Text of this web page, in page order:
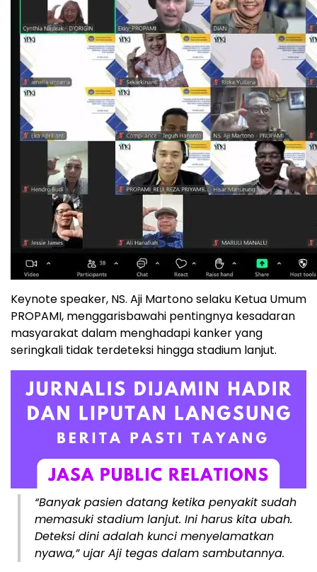
Keynote speaker, NS. Aji Martono selaku Ketua Umum
PROPAMI, menggarisbawahi pentingnya kesadaran
masyarakat dalam menghadapi kanker yang
seringkali tidak terdeteksi hingga stadium lanjut.
“Banyak pasien datang ketika penyakit sudah
memasuki stadium lanjut. Ini harus kita ubah.
Deteksi dini adalah kunci menyelamatkan
nyawa,” ujar Aji tegas dalam sambutannya.